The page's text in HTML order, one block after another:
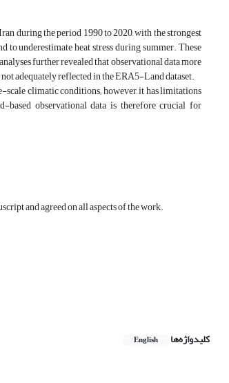
during the period 1990 to 2020, with the strongest
underestimate heat stress during summer. These
further revealed that observational data more
adequately reflected in the ERA5-Land dataset.
climatic conditions; however, it has limitations
based observational data is therefore crucial for
and agreed on all aspects of the work.
کلیدواژه‌ها English